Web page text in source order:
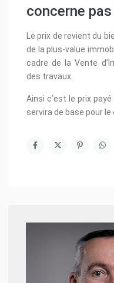
concerne
Le prix de revient du
de la plus-value
cadre de la Vente
des travaux.
Ainsi c’est le prix
servira de base pour le